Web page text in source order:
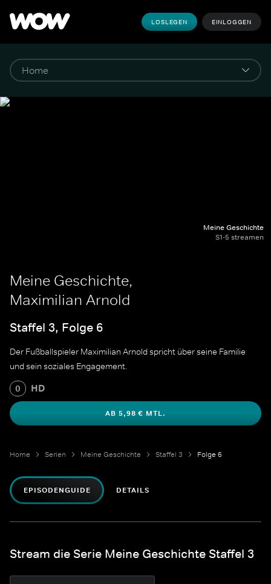
LOSLEGEN EINLOGGEN
Meine Geschichte
S1-5 streamen
Meine Geschichte,
Maximilian Arnold
Staffel 3, Folge 6
Der Fußballspieler Maximilian Arnold spricht über seine Familie
und sein soziales Engagement.
0 HD
AB 5,98 € MTL.
Home Serien Meine Geschichte Staffel 3 Folge 6
EPISODENGUIDE DETAILS
Stream die Serie Meine Geschichte Staffel 3